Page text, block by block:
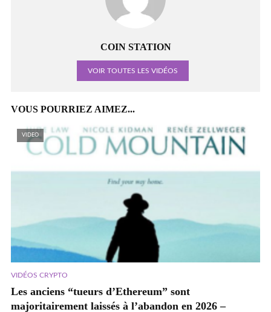
COIN STATION
VOIR TOUTES LES VIDÉOS
VOUS POURRIEZ AIMEZ...
VIDEO
VIDÉOS CRYPTO
Les anciens “tueurs d’Ethereum” sont
majoritairement laissés à l’abandon en 2026 –